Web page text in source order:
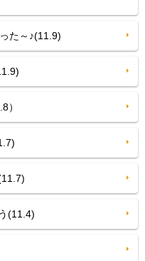
た～♪(11.9)
）
(11.4)